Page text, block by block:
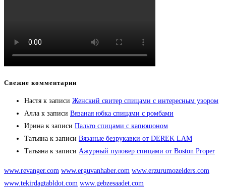
Свежие комментарии
Настя к записи Женский свитер спицами с интересным узором
Алла к записи Вязаная юбка спицами с ромбами
Ирина к записи Пальто спицами с капюшоном
Татьяна к записи Вязаные безрукавки от DEREK LAM
Татьяна к записи Ажурный пуловер спицами от Boston Proper
www.revanger.com www.erguvanhaber.com www.erzurumozelders.com
www.tekirdagtabldot.com www.gebzesaadet.com